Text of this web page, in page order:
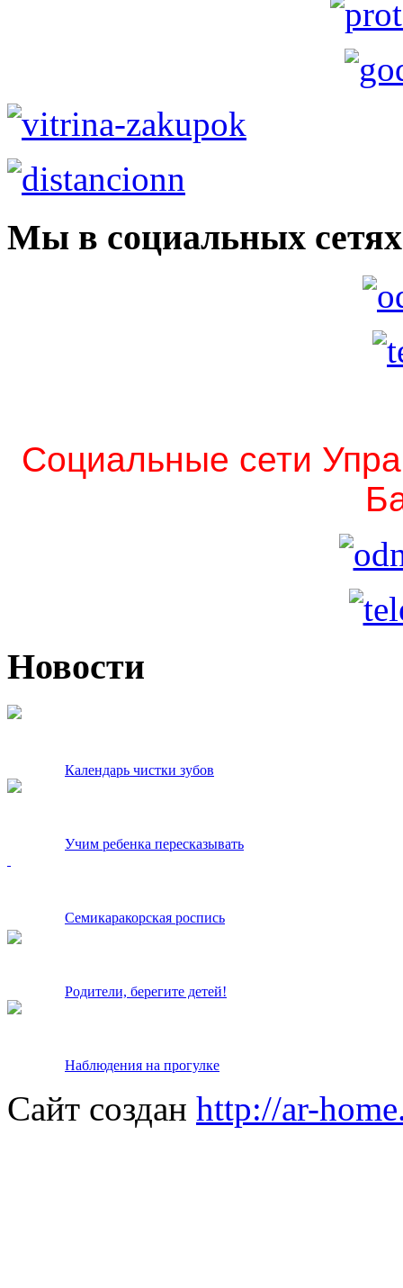
Мы в социальных сетях
Социальные сети
Новости
Календарь чистки зубов
Учим ребенка пересказывать
Семикаракорская роспись
Родители, берегите детей!
Наблюдения на прогулке
Сайт создан http://ar-